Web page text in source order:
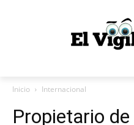
Inicio Internacional
Propietario